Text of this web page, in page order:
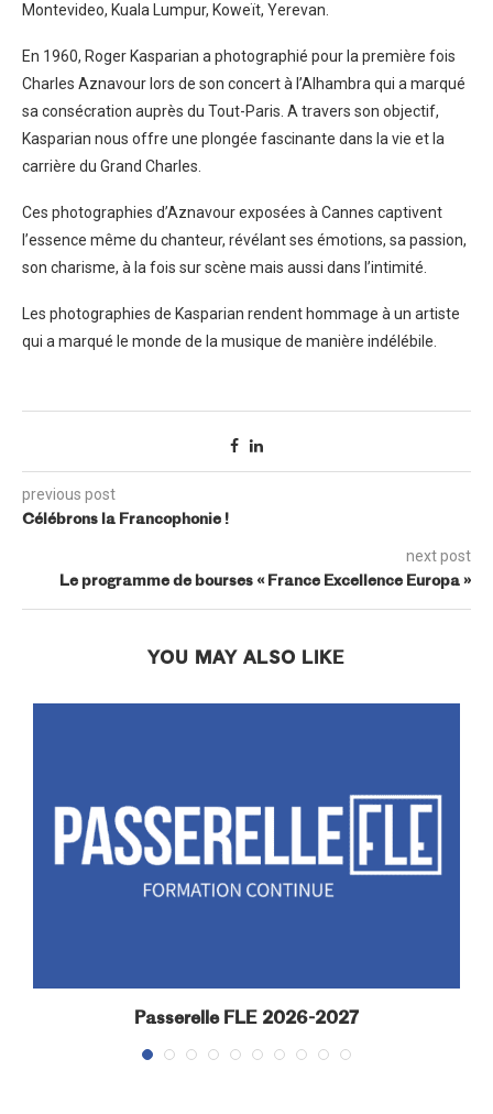
Montevideo, Kuala Lumpur, Koweït, Yerevan.
En 1960, Roger Kasparian a photographié pour la première fois
Charles Aznavour lors de son concert à l’Alhambra qui a marqué
sa consécration auprès du Tout-Paris. A travers son objectif,
Kasparian nous offre une plongée fascinante dans la vie et la
carrière du Grand Charles.
Ces photographies d’Aznavour exposées à Cannes captivent
l’essence même du chanteur, révélant ses émotions, sa passion,
son charisme, à la fois sur scène mais aussi dans l’intimité.
Les photographies de Kasparian rendent hommage à un artiste
qui a marqué le monde de la musique de manière indélébile.
previous post
Célébrons la Francophonie !
next post
Le programme de bourses « France Excellence Europa »
YOU MAY ALSO LIKE
Passerelle FLE 2026-2027